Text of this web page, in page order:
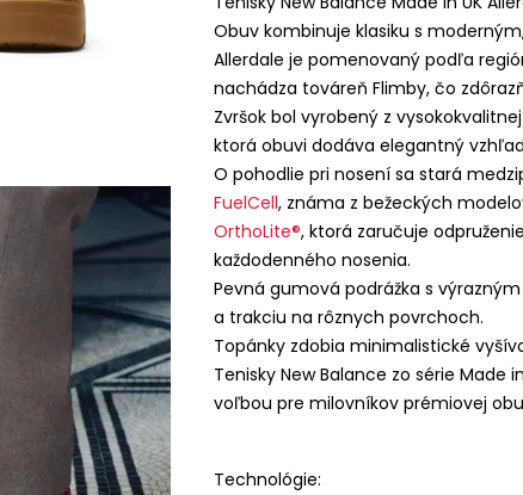
Obuv kombinuje klasiku s
Allerdale je pomenovaný podľa
nachádza továreň Flimby, čo
Zvršok bol vyrobený z
ktorá obuvi dodáva elegantný
O pohodlie pri nosení sa stará
FuelCell, známa z bežeckých
OrthoLite®, ktorá zaručuje
každodenného nosenia.
Pevná gumová podrážka s
a trakciu na rôznych povrchoch.
Topánky zdobia minimalistické
Tenisky New Balance zo série Made
voľbou pre milovníkov prémiovej
Technológie: